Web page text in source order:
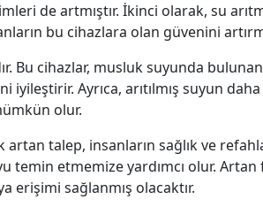
de artmıştır. İkinci olarak, su
bu cihazlara olan güvenini
Bu cihazlar, musluk suyunda
Ayrıca, arıtılmış suyun
olur.
talep, insanların sağlık ve
etmemize yardımcı olur. Artan
erişimi sağlanmış olacaktır.